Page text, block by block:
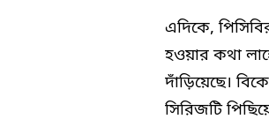
এদিকে,
হওয়ার কথা
দাঁড়িয়েছে।
সিরিজটি